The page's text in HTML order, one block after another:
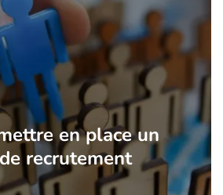
en place un
recrutement